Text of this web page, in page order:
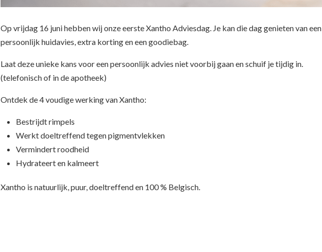
Op vrijdag 16 juni hebben wij onze eerste Xantho Adviesdag. Je kan die dag genieten van een
persoonlijk huidavies, extra korting en een goodiebag.
Laat deze unieke kans voor een persoonlijk advies niet voorbij gaan en schuif je tijdig in.
(telefonisch of in de apotheek)
Ontdek de 4 voudige werking van Xantho:
Bestrijdt rimpels
Werkt doeltreffend tegen pigmentvlekken
Vermindert roodheid
Hydrateert en kalmeert
Xantho is natuurlijk, puur, doeltreffend en 100 % Belgisch.